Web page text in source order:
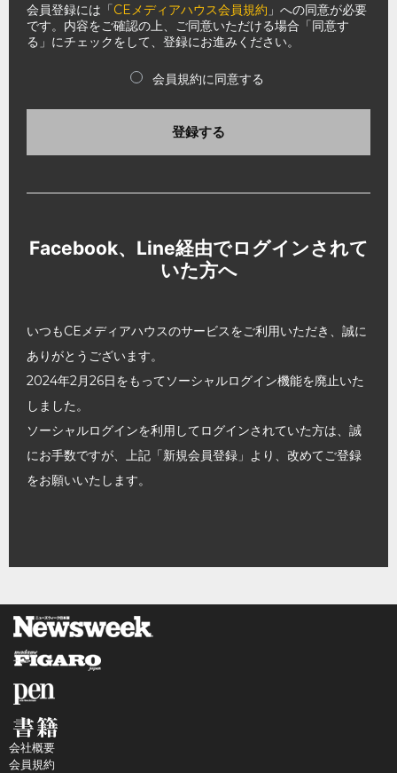
会員登録には「CEメディアハウス会員規約 」への同意が必要
です。内容をご確認の上、ご同意いただける場合「同意す
る」にチェックをして、登録にお進みください。
会員規約に同意する
登録する
Facebook、Line経由でログインされて
いた方へ
いつもCEメディアハウスのサービスをご利用いただき、誠に
ありがとうございます。
2024年2月26日をもってソーシャルログイン機能を廃止いた
しました。
ソーシャルログインを利用してログインされていた方は、誠
にお手数ですが、上記「新規会員登録」より、改めてご登録
をお願いいたします。
会社概要
会員規約